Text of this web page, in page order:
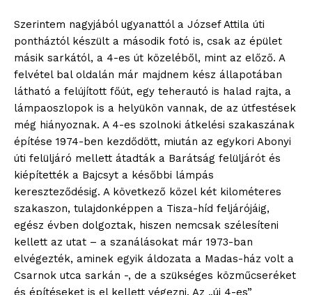
Szerintem nagyjából ugyanattól a József Attila úti
pontháztól készült a második fotó is, csak az épület
másik sarkától, a 4-es út közeléből, mint az előző. A
felvétel bal oldalán már majdnem kész állapotában
látható a felújított főút, egy teherautó is halad rajta, a
lámpaoszlopok is a helyükön vannak, de az útfestések
még hiányoznak. A 4-es szolnoki átkelési szakaszának
építése 1974-ben kezdődött, miután az egykori Abonyi
úti felüljáró mellett átadták a Barátság felüljárót és
kiépítették a Bajcsyt a későbbi lámpás
kereszteződésig. A következő közel két kilométeres
szakaszon, tulajdonképpen a Tisza-híd feljárójáig,
egész évben dolgoztak, hiszen nemcsak szélesíteni
kellett az utat – a szanálásokat már 1973-ban
elvégezték, aminek egyik áldozata a Madas-ház volt a
Csarnok utca sarkán -, de a szükséges közműcseréket
és építéseket is el kellett végezni. Az „új 4-es”